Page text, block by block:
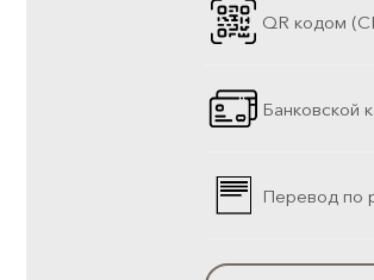
QR кодом
Банковской
Перевод по